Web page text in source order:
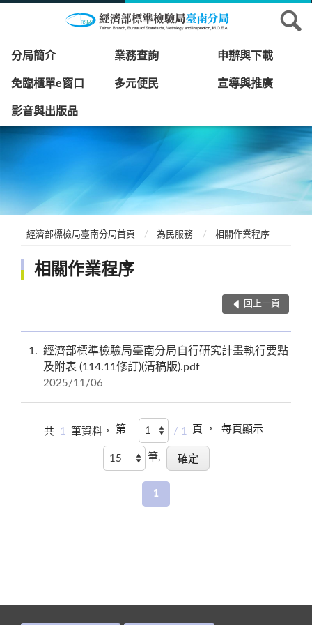
分局簡介 業務查詢 申辦與下載
免臨櫃單e窗口 多元便民 宣導與推廣
影音與出版品
經濟部標檢局臺南分局首頁 為民服務 相關作業程序
相關作業程序
回上一頁
1
經濟部標準檢驗局臺南分局自行研究計畫執行要點
及附表 (114.11修訂)(清稿版).pdf
2025/11/06
共 1 筆資料， 第 / 1 頁 ， 每頁顯示
筆,
1